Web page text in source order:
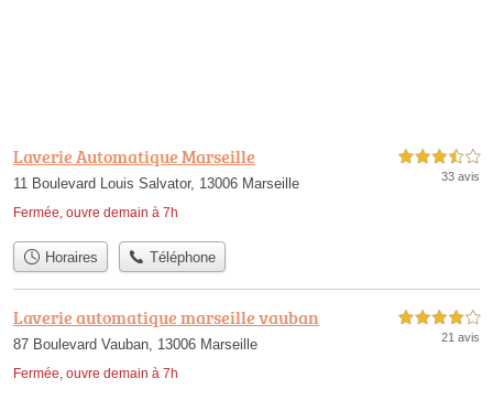
Laverie Automatique Marseille
11 Boulevard Louis Salvator, 13006 Marseille
Fermée, ouvre demain à 7h
3,5 étoiles sur 5
33 avis
Horaires Téléphone
Laverie automatique marseille vauban
87 Boulevard Vauban, 13006 Marseille
Fermée, ouvre demain à 7h
4,0 étoiles sur 5
21 avis